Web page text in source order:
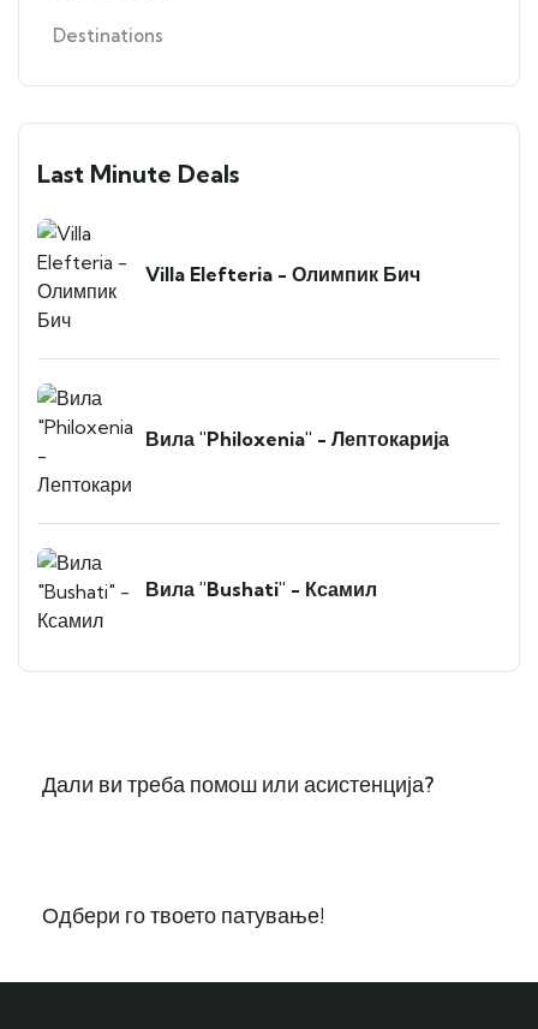
Destinations
Last Minute Deals
Villa Elefteria - Олимпик Бич
Вила "Philoxenia" - Лептокарија
Вила "Bushati" - Ксамил
Дали ви треба помош или асистенција?
Одбери го твоето патување!